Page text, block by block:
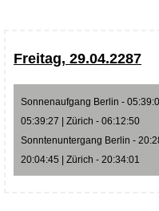
Freitag, 29.04.2287
Sonnenaufgang Berlin -
05:39:27 | Zürich - 06:12:50
Sonntenuntergang Berlin -
20:04:45 | Zürich - 20:34:01